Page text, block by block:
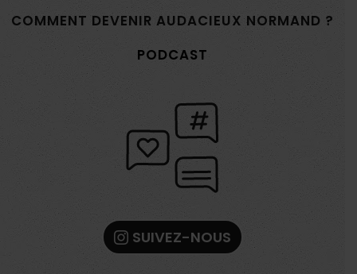
COMMENT DEVENIR AUDACIEUX NORMAND ?
PODCAST
SUIVEZ-NOUS